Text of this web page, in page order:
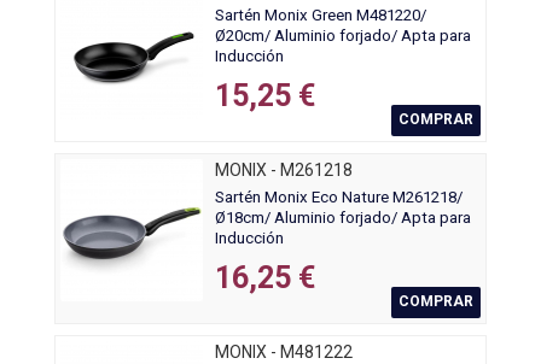
Sartén Monix Green M481220/
Ø20cm/ Aluminio forjado/ Apta para
Inducción
15,25 €
COMPRAR
MONIX - M261218
Sartén Monix Eco Nature M261218/
Ø18cm/ Aluminio forjado/ Apta para
Inducción
16,25 €
COMPRAR
MONIX - M481222